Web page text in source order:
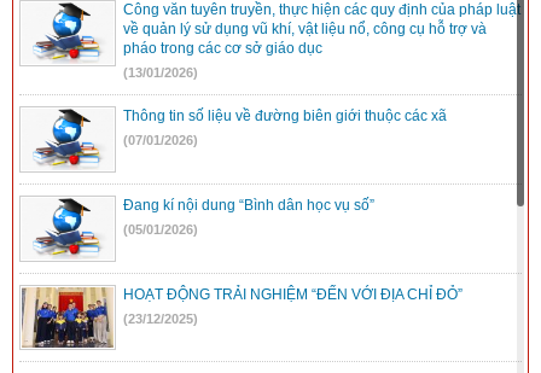
Công văn tuyên truyền, thực hiện các quy định của pháp luật
về quản lý sử dụng vũ khí, vật liệu nổ, công cụ hỗ trợ và
pháo trong các cơ sở giáo dục
(13/01/2026)
Thông tin số liệu về đường biên giới thuộc các xã
(07/01/2026)
Đang kí nội dung “Bình dân học vụ số”
(05/01/2026)
HOẠT ĐỘNG TRẢI NGHIỆM “ĐẾN VỚI ĐỊA CHỈ ĐỎ”
(23/12/2025)